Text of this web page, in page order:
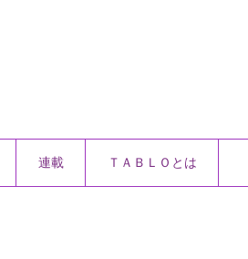
連載 ＴＡＢＬＯとは